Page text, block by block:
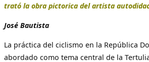
trató la obra pictorica del artista
José Bautista
La práctica del ciclismo en la República
abordado como tema central de la